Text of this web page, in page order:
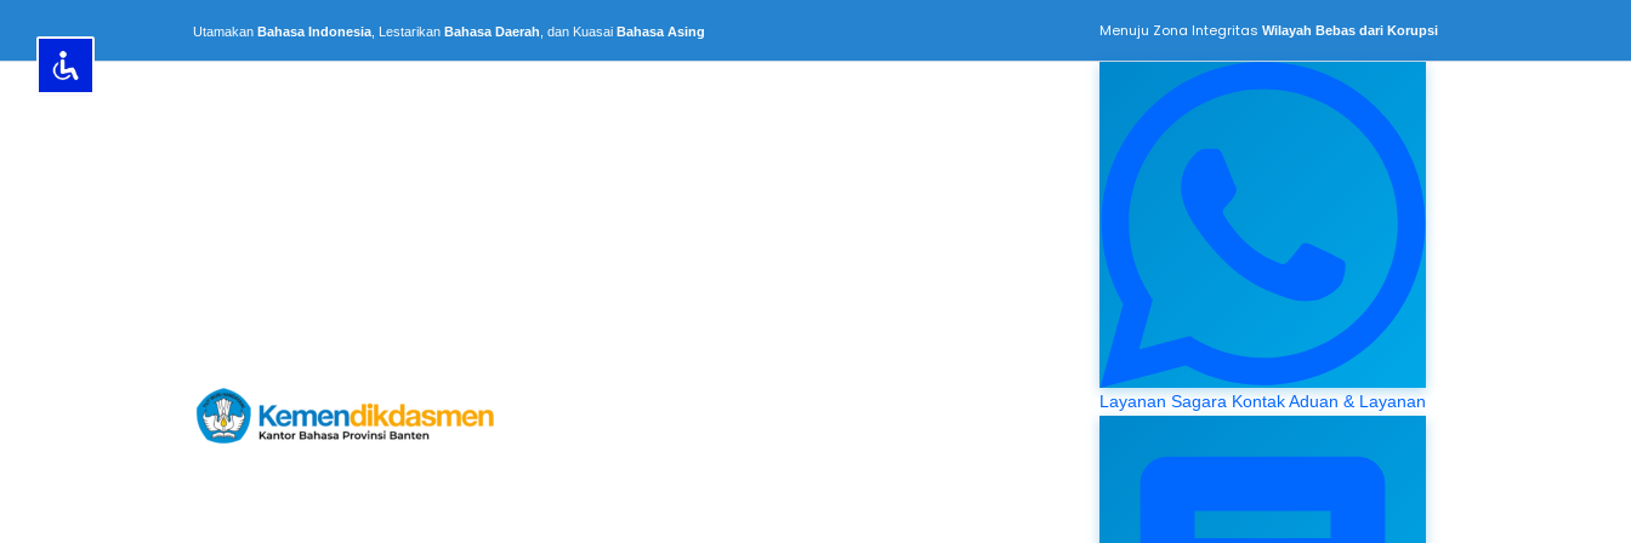
konten
Utamakan Bahasa Indonesia , Lestarikan Bahasa Daerah , dan Kuasai Bahasa Asing Menuju Zona Integritas Wilayah Bebas dari Korupsi
Layanan Sagara Kontak Aduan & Layanan